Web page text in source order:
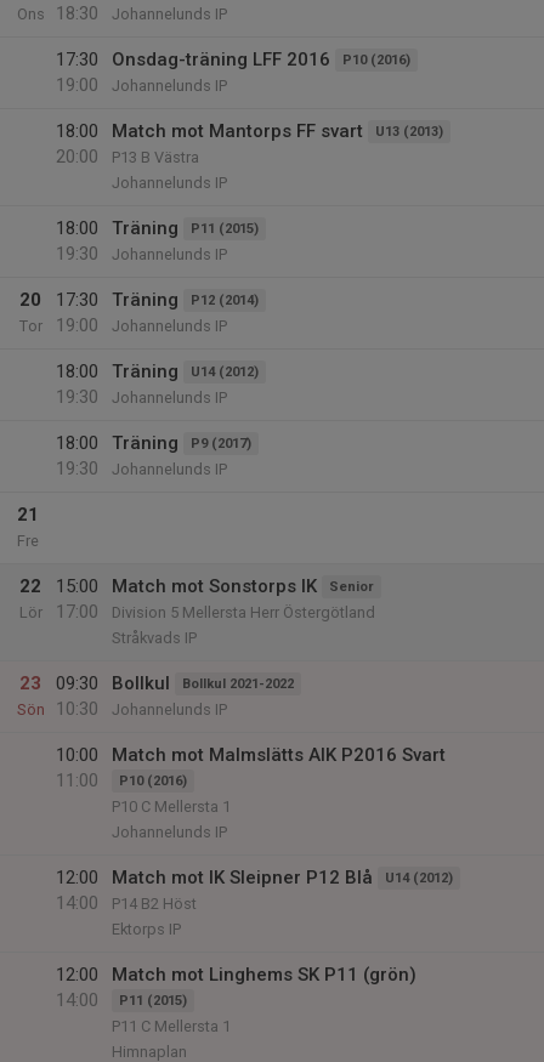
Ons
18:30
Johannelunds IP
17:30
19:00
Onsdag-träning LFF 2016 P10 (2016)
Johannelunds IP
18:00
20:00
Match mot Mantorps FF svart U13 (2013)
P13 B Västra
Johannelunds IP
18:00
19:30
Träning P11 (2015)
Johannelunds IP
20
Tor
17:30
19:00
Träning P12 (2014)
Johannelunds IP
18:00
19:30
Träning U14 (2012)
Johannelunds IP
18:00
19:30
Träning P9 (2017)
Johannelunds IP
21
Fre
22
Lör
15:00
17:00
Match mot Sonstorps IK Senior
Division 5 Mellersta Herr Östergötland
Stråkvads IP
23
Sön
09:30
10:30
Bollkul Bollkul 2021-2022
Johannelunds IP
10:00
11:00
Match mot Malmslätts AIK P2016 Svart
P10 (2016)
P10 C Mellersta 1
Johannelunds IP
12:00
14:00
Match mot IK Sleipner P12 Blå U14 (2012)
P14 B2 Höst
Ektorps IP
12:00
14:00
Match mot Linghems SK P11 (grön)
P11 (2015)
P11 C Mellersta 1
Himnaplan